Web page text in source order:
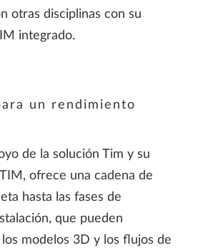
otras disciplinas con su
integrado.
un rendimiento
de la solución Tim y su
ofrece una cadena de
hasta las fases de
que pueden
modelos 3D y los flujos de